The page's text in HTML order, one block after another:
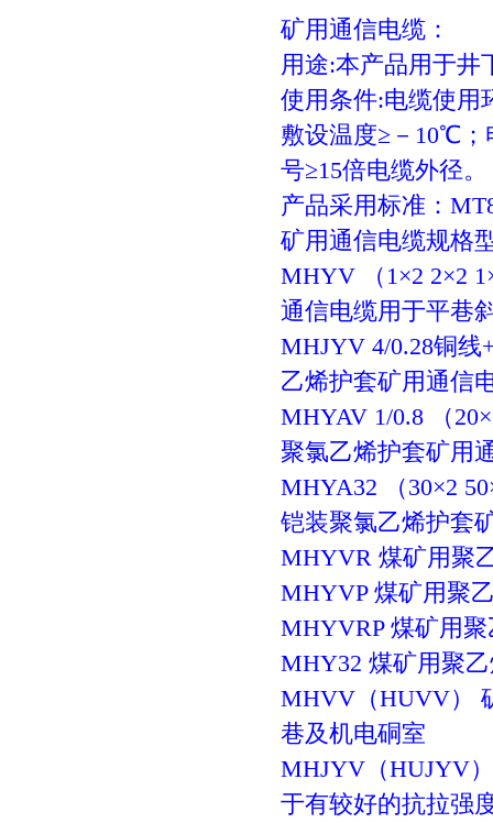
矿用通信电缆：
用途:本产品用于井
使用条件:电缆使用
敷设温度≥－ 10℃；
号≥15倍电缆外径。
产品采用标准：
矿用通信电缆规格
MHYV （1×2 2×2 1
通信电缆用于平巷
MHJYV 4/0.28铜线
乙烯护套矿用通信
MHYAV 1/0.8 （20×
聚氯乙烯护套矿用
MHYA32 （30×2 50
铠装聚氯乙烯护套
MHYVR 煤矿用聚
MHYVP 煤矿用聚
MHYVRP 煤矿用
MHY32 煤矿用聚
MHVV （HUVV）
巷及机电硐室
MHJYV （HUJYV）
于有较好的抗拉强